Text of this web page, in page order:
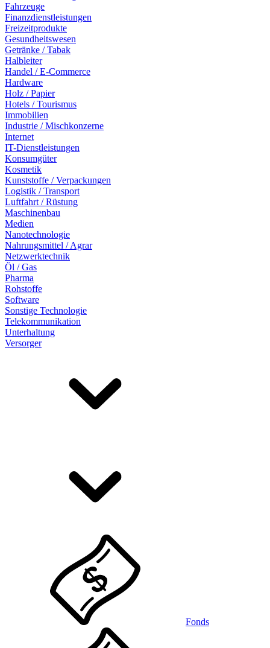
Fahrzeuge
Finanzdienstleistungen
Freizeitprodukte
Gesundheitswesen
Getränke / Tabak
Halbleiter
Handel / E-Commerce
Hardware
Holz / Papier
Hotels / Tourismus
Immobilien
Industrie / Mischkonzerne
Internet
IT-Dienstleistungen
Konsumgüter
Kosmetik
Kunststoffe / Verpackungen
Logistik / Transport
Luftfahrt / Rüstung
Maschinenbau
Medien
Nanotechnologie
Nahrungsmittel / Agrar
Netzwerktechnik
Öl / Gas
Pharma
Rohstoffe
Software
Sonstige Technologie
Telekommunikation
Unterhaltung
Versorger
Fonds